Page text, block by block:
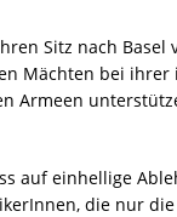
Sitz nach Basel
Mächten bei
Armeen
auf einhellige
die nur